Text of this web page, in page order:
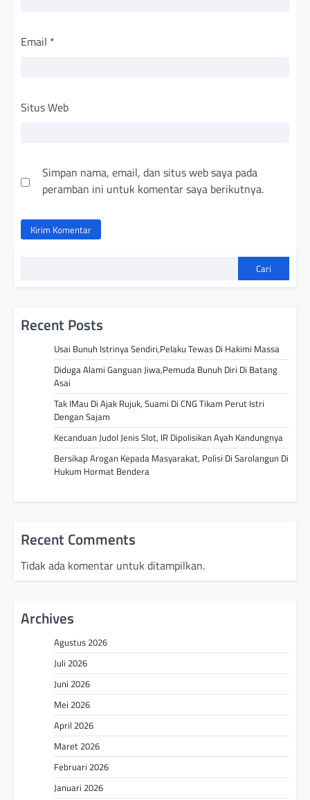
Email *
Situs Web
Simpan nama, email, dan situs web saya pada
peramban ini untuk komentar saya berikutnya.
Cari
Recent Posts
Usai Bunuh Istrinya Sendiri,Pelaku Tewas Di Hakimi Massa
Diduga Alami Ganguan Jiwa,Pemuda Bunuh Diri Di Batang
Asai
Tak IMau Di Ajak Rujuk, Suami Di CNG Tikam Perut Istri
Dengan Sajam
Kecanduan Judol Jenis Slot, IR Dipolisikan Ayah Kandungnya
Bersikap Arogan Kepada Masyarakat, Polisi Di Sarolangun Di
Hukum Hormat Bendera
Recent Comments
Tidak ada komentar untuk ditampilkan.
Archives
Agustus 2026
Juli 2026
Juni 2026
Mei 2026
April 2026
Maret 2026
Februari 2026
Januari 2026